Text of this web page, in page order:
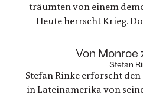
träumten von einem
Heute herrscht Krieg.
gerade als eine der
Trauer und Hoffnung
russischen
Von Monroe
Stefan
Stefan Rinke erforscht
in Lateinamerika von